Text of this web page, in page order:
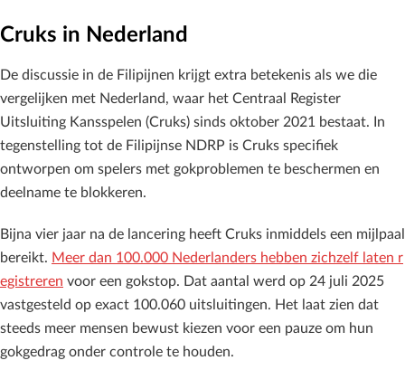
Cruks in Nederland
De discussie in de Filipijnen krijgt extra betekenis als we die
vergelijken met Nederland, waar het Centraal Register
Uitsluiting Kansspelen (Cruks) sinds oktober 2021 bestaat. In
tegenstelling tot de Filipijnse NDRP is Cruks specifiek
ontworpen om spelers met gokproblemen te beschermen en
deelname te blokkeren.
Bijna vier jaar na de lancering heeft Cruks inmiddels een mijlpaal
bereikt. Meer dan 100.000 Nederlanders hebben zichzelf laten r
egistreren voor een gokstop. Dat aantal werd op 24 juli 2025
vastgesteld op exact 100.060 uitsluitingen. Het laat zien dat
steeds meer mensen bewust kiezen voor een pauze om hun
gokgedrag onder controle te houden.